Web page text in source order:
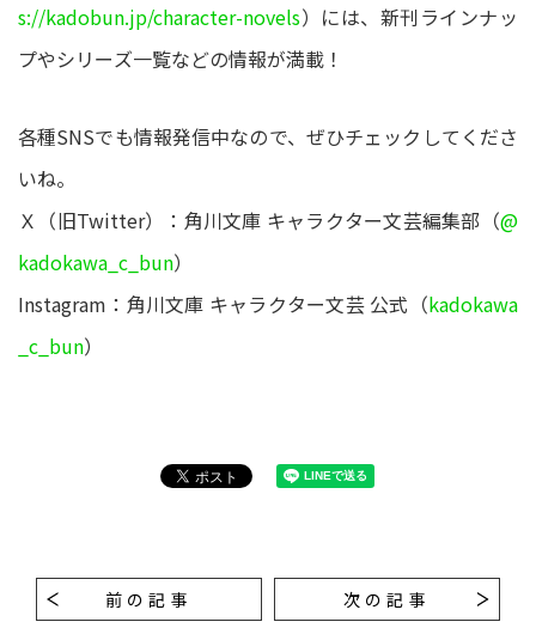
s://kadobun.jp/character-novels）には、新刊ラインナッ
プやシリーズ一覧などの情報が満載！
各種SNSでも情報発信中なので、ぜひチェックしてくださ
いね。
Ｘ（旧Twitter）：角川文庫 キャラクター文芸編集部（@
kadokawa_c_bun）
Instagram：角川文庫 キャラクター文芸 公式（kadokawa
_c_bun）
前の記事 次の記事